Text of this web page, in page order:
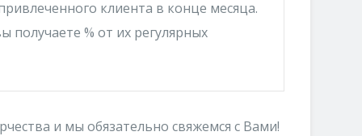
клиента в конце месяца.
% от их регулярных
и мы обязательно свяжемся с Вами!